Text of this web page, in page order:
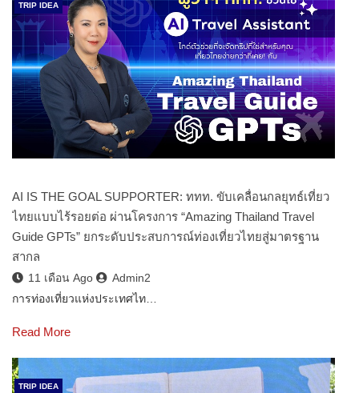
TRIP IDEA
AI IS THE GOAL SUPPORTER: ททท. ขับเคลื่อนกลยุทธ์เที่ยว
ไทยแบบไร้รอยต่อ ผ่านโครงการ “Amazing Thailand Travel
Guide GPTs” ยกระดับประสบการณ์ท่องเที่ยวไทยสู่มาตรฐาน
สากล
11 เดือน Ago
Admin2
การท่องเที่ยวแห่งประเทศไท…
Read More
TRIP IDEA